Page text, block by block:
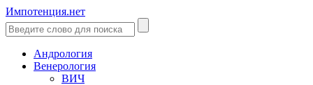
Импотенция.нет
Андрология
Венерология
ВИЧ